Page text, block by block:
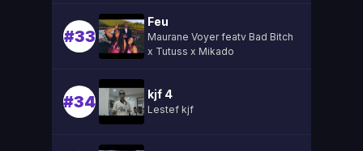
#33
Feu
Maurane Voyer featv Bad Bitch
x Tutuss x Mikado
#34 kjf 4
Lestef kjf